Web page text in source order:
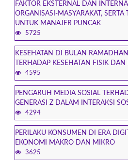
FAKTOR EKSTERNAL DAN
ORGANISASI-MASYARAKAT, SERTA
UNTUK MANAJER PUNCAK
5725
KESEHATAN DI BULAN
TERHADAP KESEHATAN FISIK
4595
PENGARUH MEDIA SOSIAL
GENERASI Z DALAM INTERAKSI
4294
PERILAKU KONSUMEN DI ERA
EKONOMI MAKRO DAN MIKRO
3625